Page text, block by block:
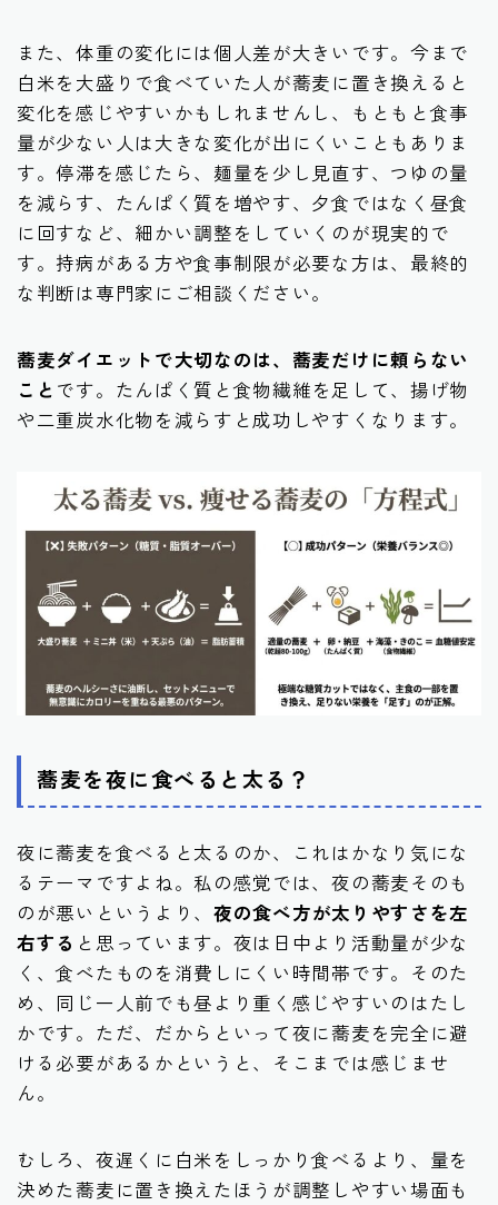
また、体重の変化には個人差が大きいです。今まで
白米を大盛りで食べていた人が蕎麦に置き換えると
変化を感じやすいかもしれませんし、もともと食事
量が少ない人は大きな変化が出にくいこともありま
す。停滞を感じたら、麺量を少し見直す、つゆの量
を減らす、たんぱく質を増やす、夕食ではなく昼食
に回すなど、細かい調整をしていくのが現実的で
す。持病がある方や食事制限が必要な方は、最終的
な判断は専門家にご相談ください。
蕎麦ダイエットで大切なのは、蕎麦だけに頼らない
こと です。たんぱく質と食物繊維を足して、揚げ物
や二重炭水化物を減らすと成功しやすくなります。
蕎麦を夜に食べると太る？
夜に蕎麦を食べると太るのか、これはかなり気にな
るテーマですよね。私の感覚では、夜の蕎麦そのも
のが悪いというより、 夜の食べ方が太りやすさを左
右する と思っています。夜は日中より活動量が少な
く、食べたものを消費しにくい時間帯です。そのた
め、同じ一人前でも昼より重く感じやすいのはたし
かです。ただ、だからといって夜に蕎麦を完全に避
ける必要があるかというと、そこまでは感じませ
ん。
むしろ、夜遅くに白米をしっかり食べるより、量を
決めた蕎麦に置き換えたほうが調整しやすい場面も